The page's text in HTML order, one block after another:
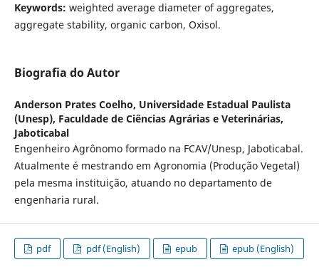
Keywords: weighted average diameter of aggregates,
aggregate stability, organic carbon, Oxisol.
Biografia do Autor
Anderson Prates Coelho, Universidade Estadual Paulista
(Unesp), Faculdade de Ciências Agrárias e Veterinárias,
Jaboticabal
Engenheiro Agrônomo formado na FCAV/Unesp, Jaboticabal.
Atualmente é mestrando em Agronomia (Produção Vegetal)
pela mesma instituição, atuando no departamento de
engenharia rural.
pdf pdf (English) epub epub (English)